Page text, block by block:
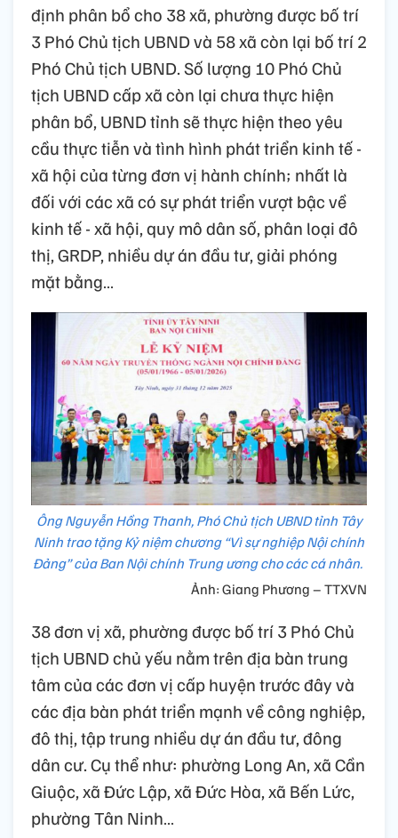
định phân bổ cho 38 xã, phường được bố trí
3 Phó Chủ tịch UBND và 58 xã còn lại bố trí 2
Phó Chủ tịch UBND. Số lượng 10 Phó Chủ
tịch UBND cấp xã còn lại chưa thực hiện
phân bổ, UBND tỉnh sẽ thực hiện theo yêu
cầu thực tiễn và tình hình phát triển kinh tế -
xã hội của từng đơn vị hành chính; nhất là
đối với các xã có sự phát triển vượt bậc về
kinh tế - xã hội, quy mô dân số, phân loại đô
thị, GRDP, nhiều dự án đầu tư, giải phóng
mặt bằng…
Ông Nguyễn Hồng Thanh, Phó Chủ tịch UBND tỉnh Tây
Ninh trao tặng Kỷ niệm chương “Vì sự nghiệp Nội chính
Đảng” của Ban Nội chính Trung ương cho các cá nhân.
Ảnh: Giang Phương – TTXVN
38 đơn vị xã, phường được bố trí 3 Phó Chủ
tịch UBND chủ yếu nằm trên địa bàn trung
tâm của các đơn vị cấp huyện trước đây và
các địa bàn phát triển mạnh về công nghiệp,
đô thị, tập trung nhiều dự án đầu tư, đông
dân cư. Cụ thể như: phường Long An, xã Cần
Giuộc, xã Đức Lập, xã Đức Hòa, xã Bến Lức,
phường Tân Ninh…